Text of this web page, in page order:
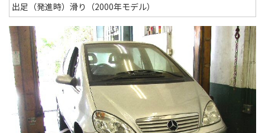
出足（発進時）滑り（2000年モデル）